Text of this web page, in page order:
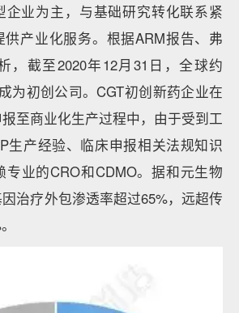
企业为主，与基础研究转化联系紧
供产业化服务。根据ARM报告、弗
，截至2020年12月31日，全球约
为初创公司。CGT初创新药企业在
至商业化生产过程中，由于受到工
生产经验、临床申报相关法规知识
专业的CRO和CDMO。据和元生物
治疗外包渗透率超过65%，远超传